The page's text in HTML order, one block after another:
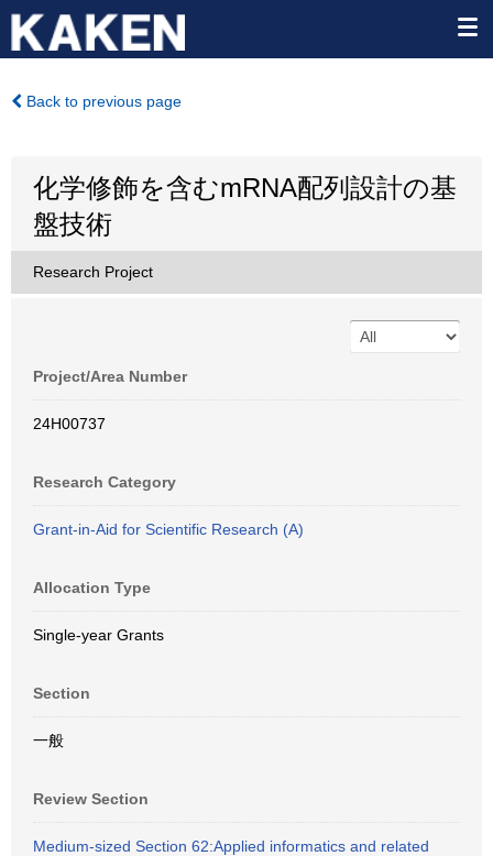
Back to previous page
化学修飾を含むmRNA配列設計の基
盤技術
Research Project
Project/Area Number
24H00737
Research Category
Grant-in-Aid for Scientific Research (A)
Allocation Type
Single-year Grants
Section
一般
Review Section
Medium-sized Section 62:Applied informatics and related